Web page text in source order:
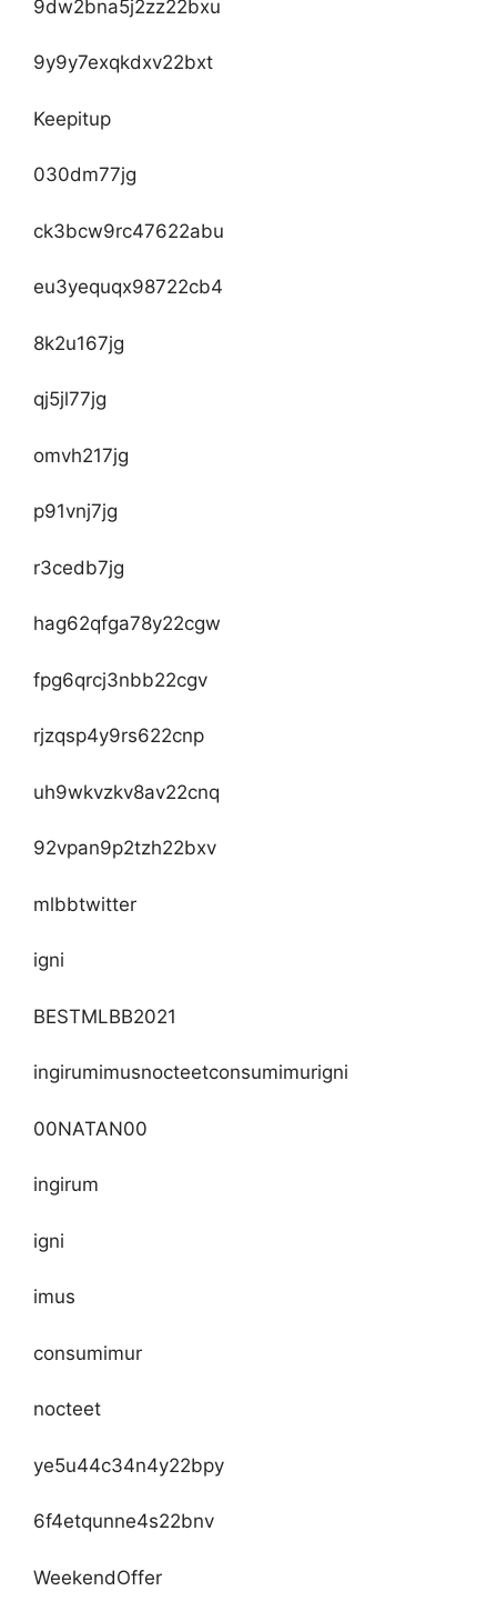
9dw2bna5j2zz22bxu
9y9y7exqkdxv22bxt
Keepitup
030dm77jg
ck3bcw9rc47622abu
eu3yequqx98722cb4
8k2u167jg
qj5jl77jg
omvh217jg
p91vnj7jg
r3cedb7jg
hag62qfga78y22cgw
fpg6qrcj3nbb22cgv
rjzqsp4y9rs622cnp
uh9wkvzkv8av22cnq
92vpan9p2tzh22bxv
mlbbtwitter
igni
BESTMLBB2021
ingirumimusnocteetconsumimurigni
00NATAN00
ingirum
igni
imus
consumimur
nocteet
ye5u44c34n4y22bpy
6f4etqunne4s22bnv
WeekendOffer